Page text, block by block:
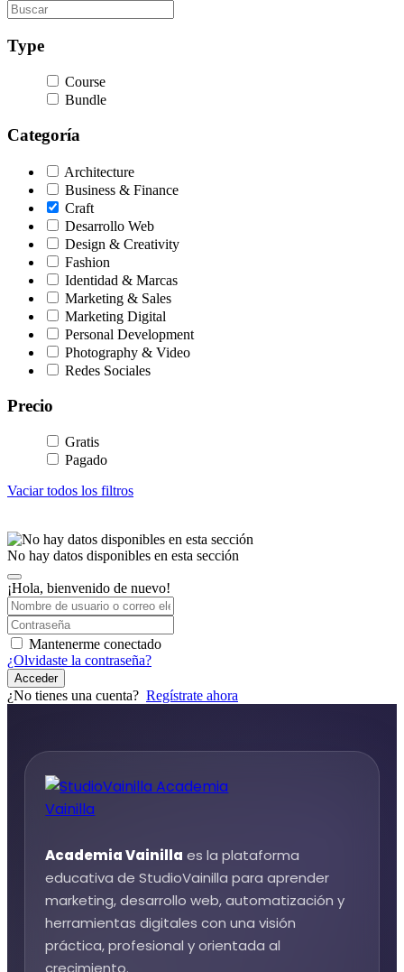
Type
Course
Bundle
Categoría
Architecture
Business & Finance
Craft
Desarrollo Web
Design & Creativity
Fashion
Identidad & Marcas
Marketing & Sales
Marketing Digital
Personal Development
Photography & Video
Redes Sociales
Precio
Gratis
Pagado
Vaciar todos los filtros
No hay datos disponibles en esta sección
¡Hola, bienvenido de nuevo!
Mantenerme conectado
¿Olvidaste la contraseña?
Acceder
¿No tienes una cuenta? Regístrate ahora
Academia Vainilla es la plataforma
educativa de StudioVainilla para aprender
marketing, desarrollo web, automatización y
herramientas digitales con una visión
práctica, profesional y orientada al